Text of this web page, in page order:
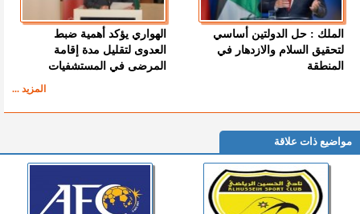
الملك : حل الدولتين أساسي
لتحقيق السلام والازدهار في
المنطقة
الهواري يؤكد أهمية ضبط
العدوى لتقليل مدة إقامة
المرضى في المستشفيات
المزيد ...
مواضيع ذات علاقة